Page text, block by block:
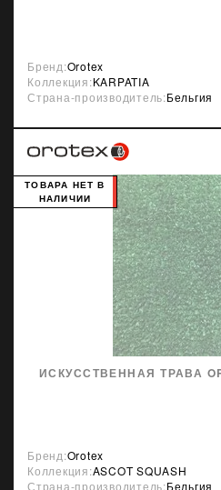
Бренд:Orotex
Коллекция:KARPATIA
Страна-производитель:Бельгия
ИСКУССТВЕННАЯ ТРАВА
ТОВАРА НЕТ В
НАЛИЧИИ
Бренд:Orotex
Коллекция:ASCOT SQUASH
Страна-производитель:Бельгия